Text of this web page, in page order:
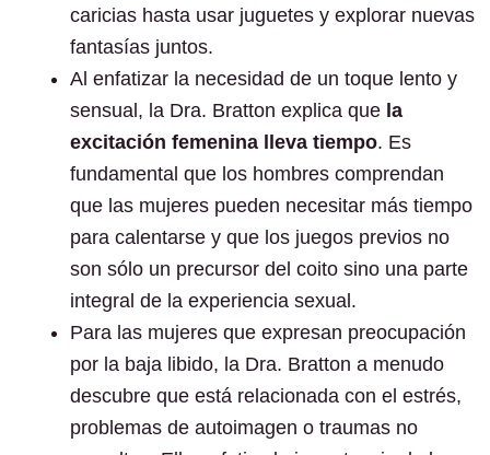
caricias hasta usar juguetes y explorar nuevas
fantasías juntos.
Al enfatizar la necesidad de un toque lento y
sensual, la Dra. Bratton explica que la
excitación femenina lleva tiempo. Es
fundamental que los hombres comprendan
que las mujeres pueden necesitar más tiempo
para calentarse y que los juegos previos no
son sólo un precursor del coito sino una parte
integral de la experiencia sexual.
Para las mujeres que expresan preocupación
por la baja libido, la Dra. Bratton a menudo
descubre que está relacionada con el estrés,
problemas de autoimagen o traumas no